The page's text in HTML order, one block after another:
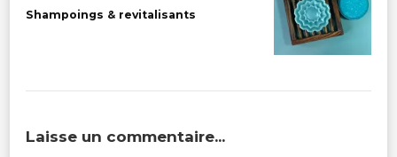
Shampoings & revitalisants
Laisse un commentaire...